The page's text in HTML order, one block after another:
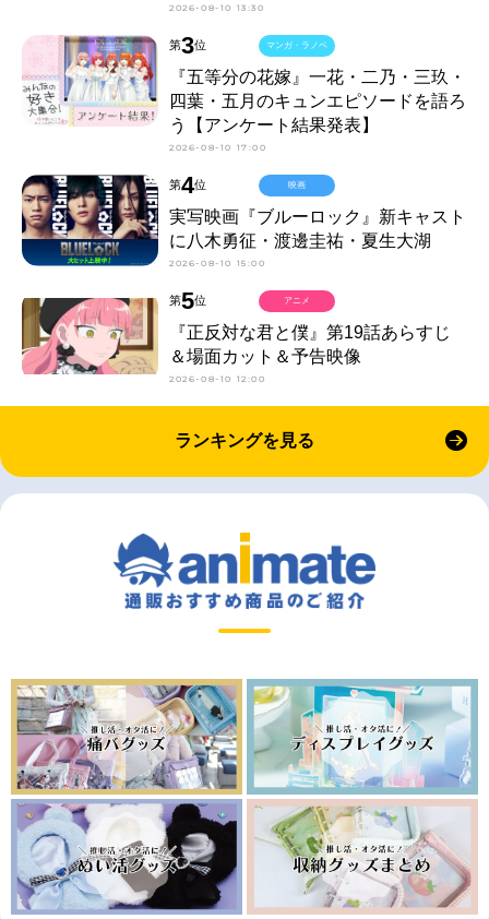
2026-08-10 13:30
第3位
『五等分の花嫁』一花・二乃・三玖・
四葉・五月のキュンエピソードを語ろ
う【アンケート結果発表】
2026-08-10 17:00
マンガ・ラノベ
第4位
実写映画『ブルーロック』新キャスト
に八木勇征・渡邊圭祐・夏生大湖
2026-08-10 15:00
映画
第5位
『正反対な君と僕』第19話あらすじ
＆場面カット＆予告映像
2026-08-10 12:00
アニメ
ランキングを見る